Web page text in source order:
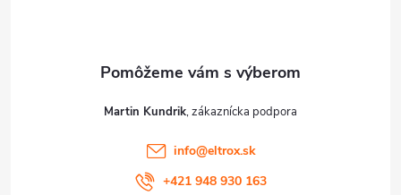
Martin Kundrik
info@eltrox.sk
+421 948 930 163